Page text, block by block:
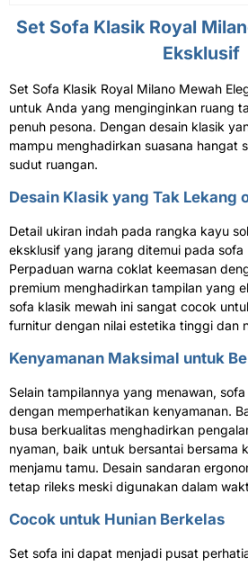
Set Sofa KlasikRoyal
Eksklusif
Set Sofa Klasik Royal Milano Mewah
untuk Anda yang menginginkan ruang
penuh pesona. Dengan desain klasik
mampu menghadirkan suasana hangat
sudut ruangan.
Desain Klasik yang Tak Lekang
Detail ukiran indah pada rangka kayu
eksklusif yang jarang ditemui pada sofa
Perpaduan warna coklat keemasan
premium menghadirkan tampilan yang
sofa klasik mewah ini sangat cocok
furnitur dengan nilai estetika tinggi dan
Kenyamanan Maksimal untuk
Selain tampilannya yang menawan,
dengan memperhatikan kenyamanan.
busa berkualitas menghadirkan
nyaman, baik untuk bersantai bersama
menjamu tamu. Desain sandaran
tetap rileks meski digunakan dalam
Cocok untuk Hunian Berkelas
Set sofa ini dapat menjadi pusat